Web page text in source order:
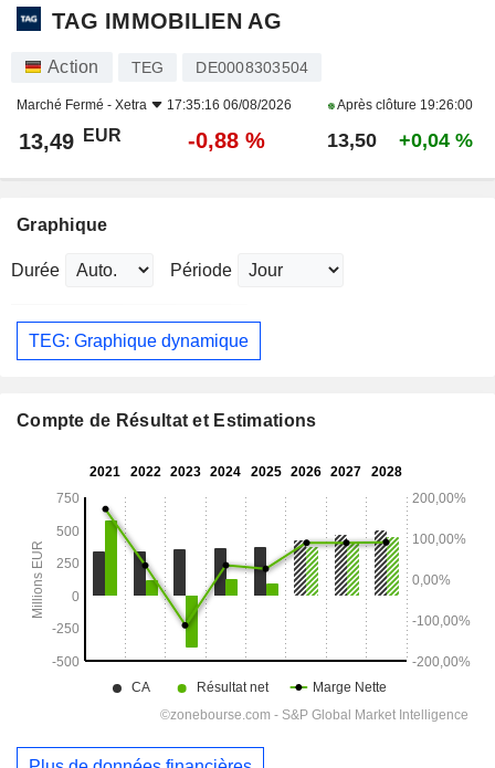
TAG IMMOBILIEN AG
Action TEG DE0008303504
Marché Fermé - Xetra 17:35:16 06/08/2026 Après clôture 19:26:00
13,49 EUR -0,88 % 13,50 +0,04 %
Graphique
Durée Période
TEG: Graphique dynamique
Compte de Résultat et Estimations